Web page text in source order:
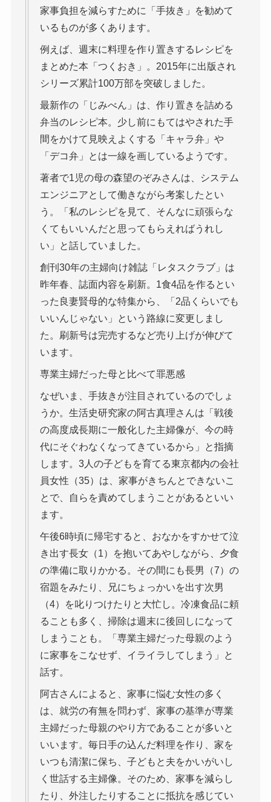
家事負担を減らすために「手抜き」を勧めて
いるものが多くあります。
例えば、週末に料理を作り置きするレシピを
まとめた本「つくおき」。2015年に出版され
シリーズ累計100万部を突破しました。
最新作の「じみべん」は、作り置きを詰める
弁当のレシピ本。少し前にもてはやされた手
間をかけて見映えよくする「キャラ弁」や
「デコ弁」とは一線を画しているようです。
著者で1児の母の森望のぞみさんは、システム
エンジニアとして働きながら考案したとい
う。「私のレシピを見て、そんなに頑張らな
くてもいいんだと思ってもらえればうれし
い」と話していました。
創刊30年の主婦向け雑誌「レタスクラブ」は
昨年春、誌面内容を刷新。1食4品を作るとい
った良妻賢母的な特集から、「2品くらいでも
いいんじゃない」という路線に変更しまし
た。刷新号は完売するなど売り上げが伸びて
います。
専業主婦だった母と比べて罪悪感
なぜいま、手抜きが注目されているのでしょ
うか。生活史研究家の阿古真理さんは「戦後
の高度成長期に一般化した主婦像が、今の時
代にそぐわなくなってきているから」と指摘
します。3人の子どもを育てる東京都内の会社
員女性（35）は、家事がきちんとできないこ
とで、自らを責めてしまうことがあるといい
ます。
午後6時頃に帰宅すると、おなかをすかせて泣
き出す長女（1）を抱いてあやしながら、夕食
の準備に取りかかる。その間にも長男（7）の
宿題をみたり、兄にちょっかいを出す次男
（4）を叱りつけたりと大忙し。冷凍食品に頼
ることも多く、掃除は週末に後回しになって
しまうことも。「専業主婦だった母親のよう
に家事をこなせず、イライラしてしまう」と
話す。
阿古さんによると、家事に悩む女性の多く
は、就労の有無を問わず、家事の基準が専業
主婦だった母親のやり方であることが多いと
いいます。毎日手の込んだ料理を作り、家を
いつも清潔に保ち、子どもと夫をかいがいし
く世話する主婦像。そのため、家事を減らし
たり、外注したりすることに抵抗を感じてい